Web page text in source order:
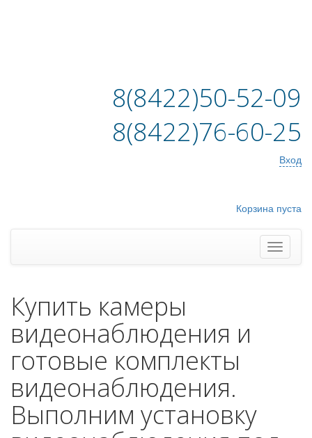
8(8422)50-52-09
8(8422)76-60-25
Вход
Корзина пуста
Купить камеры
видеонаблюдения и
готовые комплекты
видеонаблюдения.
Выполним установку